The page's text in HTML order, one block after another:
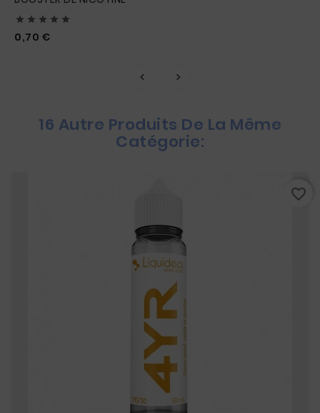
    
0,70 €
16 Autre Produits De La Même
Catégorie:
favorite_border